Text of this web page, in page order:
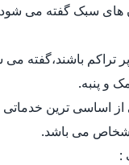
های سبک گفته می
تراکم باشند،گفته می
و پنبه.
از اساسی ترین
اشخاص می باشد.
: